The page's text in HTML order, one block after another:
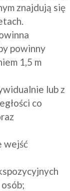
znajdują się
powinny
1,5 m
lub z
co
wejść